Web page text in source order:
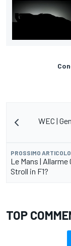
WEC |
PROSSIMO ARTICOLO
Le Mans |
Stroll in F1?
TOP